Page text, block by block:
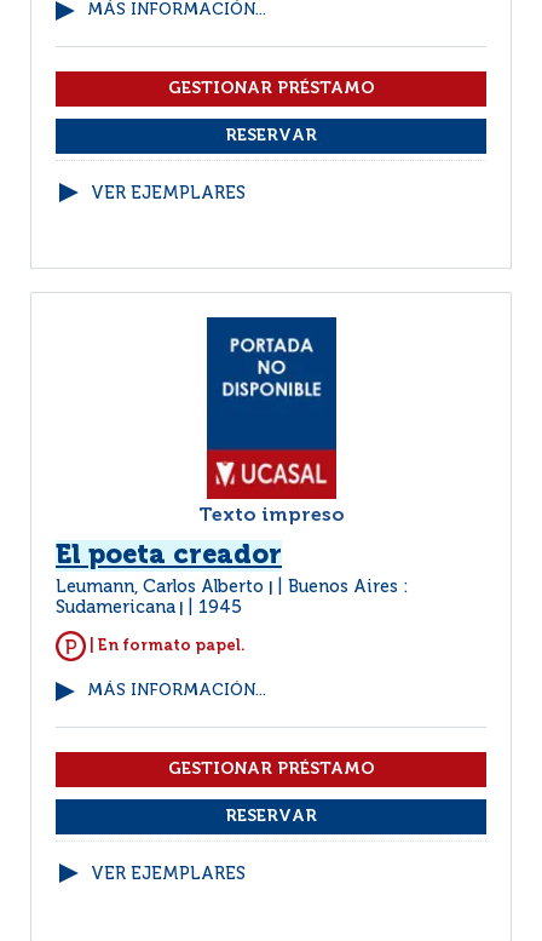
MÁS INFORMACIÓN...
VER EJEMPLARES
Texto impreso
El poeta creador
Leumann, Carlos Alberto
Buenos Aires :
Sudamericana
1945
| En formato papel.
MÁS INFORMACIÓN...
VER EJEMPLARES